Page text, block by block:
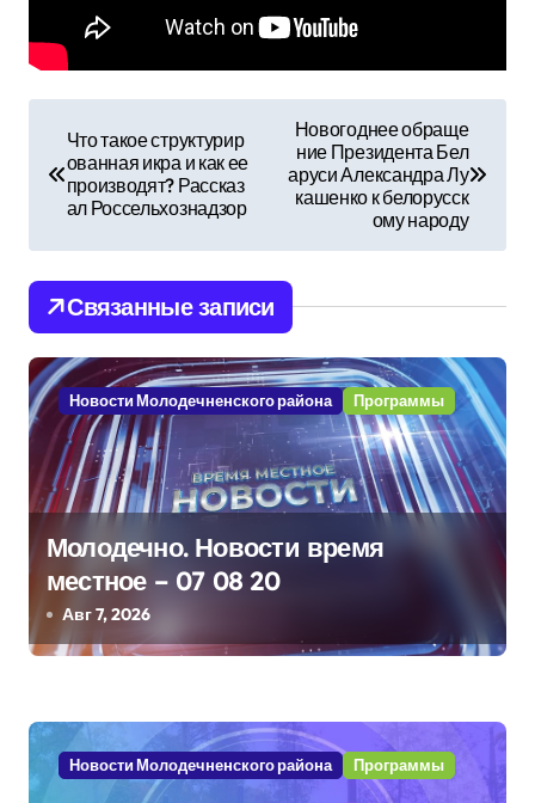
и
г
а
ц
и
я
п
о
з
а
п
Что такое структурир
ованная икра и как ее
производят? Рассказ
ал Россельхознадзор
Новогоднее обраще
ние Президента Бел
аруси Александра Лу
кашенко к белорусск
ому народу
Связанные записи
Новости Молодечненского района Программы
Молодечно. Новости время
местное – 07 08 20
Авг 7, 2026
Новости Молодечненского района Программы